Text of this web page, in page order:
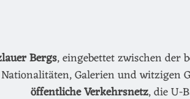
Bergs, eingebettet zwischen
Galerien und
öffentliche Verkehrsnetz, die U-